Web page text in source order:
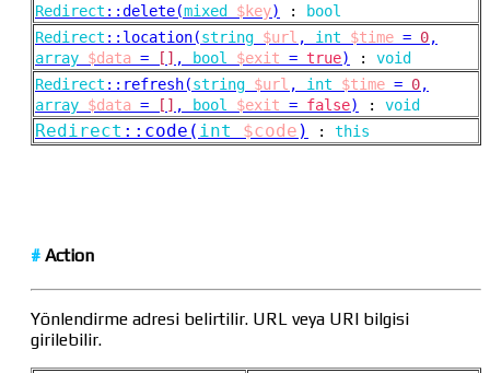
Redirect ::delete(mixed $key) :
bool
Redirect :: location(string $url , int $time = 0,
array $data = [] , bool $exit = true) : void
Redirect :: refresh(string $url , int $time = 0,
array $data = [] , bool $exit = false) : void
Redirect :: code( int $code ) : this
# Action
Yönlendirme adresi belirtilir. URL veya URI bilgisi
girilebilir.